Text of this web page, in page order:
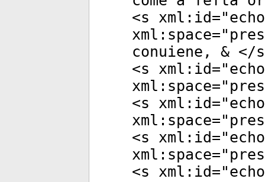
<s xml:id="
xml:space="
conuiene, & </s
<s xml:id="
xml:space="
<s xml:id="
xml:space="
<s xml:id="
xml:space="
<s xml:id="